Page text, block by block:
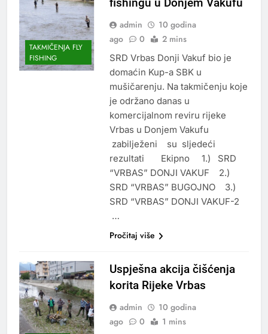
TAKMIČENJA FLY
FISHING
fishingu u Donjem Vakufu
admin
10 godina
ago
0 2 mins
SRD Vrbas Donji Vakuf bio je
domaćin Kup-a SBK u
mušičarenju. Na takmičenju koje
je održano danas u
komercijalnom reviru rijeke
Vrbas u Donjem Vakufu
zabilježeni su sljedeći
rezultati Ekipno 1.) SRD
“VRBAS” DONJI VAKUF 2.)
SRD “VRBAS” BUGOJNO 3.)
SRD “VRBAS” DONJI VAKUF-2
…
Pročitaj više
Uspješna akcija čišćenja
korita Rijeke Vrbas
admin
10 godina
ago
0 1 mins